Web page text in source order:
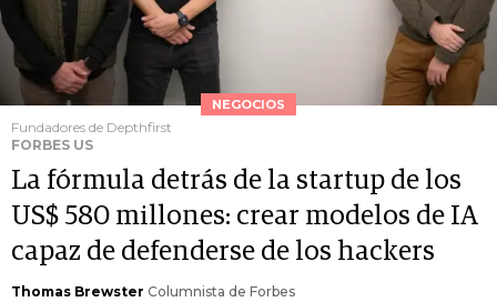
NEGOCIOS
Fundadores de Depthfirst
FORBES US
La fórmula detrás de la startup de los
US$ 580 millones: crear modelos de IA
capaz de defenderse de los hackers
Thomas Brewster Columnista de Forbes